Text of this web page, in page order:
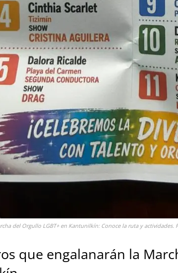
del Orgullo LGBT+ en Kantunilkín: Conoce la ruta y actividades.
que engalanarán la